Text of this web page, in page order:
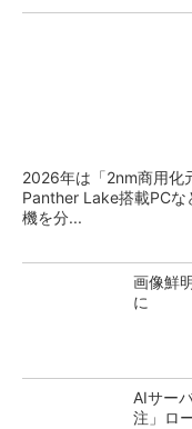
2026年は「2nm商用化
Panther Lake搭載PCな
機を分...
画像鮮
に
AIサー
注」ロ